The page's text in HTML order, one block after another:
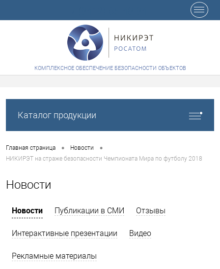
КОМПЛЕКСНОЕ ОБЕСПЕЧЕНИЕ БЕЗОПАСНОСТИ ОБЪЕКТОВ
Каталог продукции
Главная страница • Новости •
НИКИРЭТ на страже безопасности Чемпионата Мира по футболу 2018
Новости
Новости Публикации в СМИ Отзывы
Интерактивные презентации Видео
Рекламные материалы